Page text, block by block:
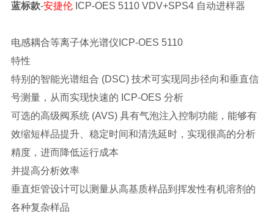
蓝标款-安捷伦ICP-OES 5110 VDV+SPS4 自动进样器
电感耦合等离子体光谱仪ICP-OES 5110
特性
特别的智能光谱组合 (DSC) 技术可实现同步径向和垂直信
号测量，从而实现快速的 ICP-OES 分析
可选的高级阀系统 (AVS) 具有气泡注入控制功能，能够有
效缩短样品提升、稳定时间和清洗延时，实现很高的分析
精度，进而降低运行成本
并提高分析效率
垂直炬管设计可以测量从高基质样品到挥发性有机溶剂的
各种复杂样品